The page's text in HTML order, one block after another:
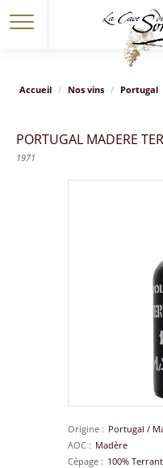
Accueil Nos vins Portugal
PORTUGAL MADERE
1971
Origine Portugal /
AOC
Madère
Cépage
100%